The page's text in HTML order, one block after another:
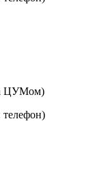
ЦУМом)
телефон)